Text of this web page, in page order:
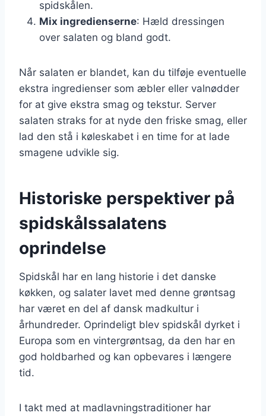
spidskålen.
Mix ingredienserne: Hæld dressingen
over salaten og bland godt.
Når salaten er blandet, kan du tilføje eventuelle
ekstra ingredienser som æbler eller valnødder
for at give ekstra smag og tekstur. Server
salaten straks for at nyde den friske smag, eller
lad den stå i køleskabet i en time for at lade
smagene udvikle sig.
Historiske perspektiver på
spidskålssalatens
oprindelse
Spidskål har en lang historie i det danske
køkken, og salater lavet med denne grøntsag
har været en del af dansk madkultur i
århundreder. Oprindeligt blev spidskål dyrket i
Europa som en vintergrøntsag, da den har en
god holdbarhed og kan opbevares i længere
tid.
I takt med at madlavningstraditioner har